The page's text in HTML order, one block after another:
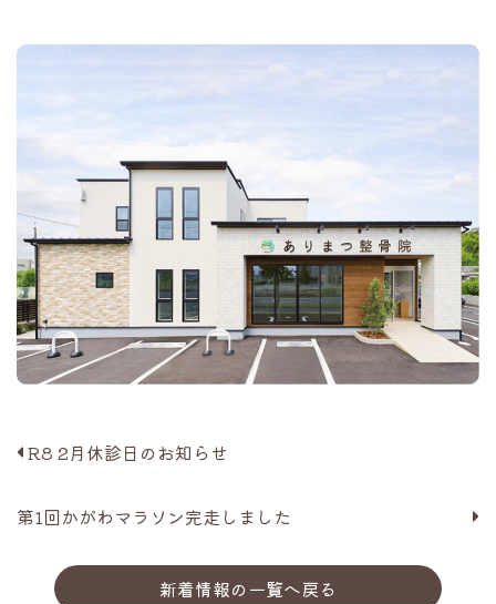
R8 2月休診日のお知らせ
第1回かがわマラソン完走しました
新着情報の一覧へ戻る